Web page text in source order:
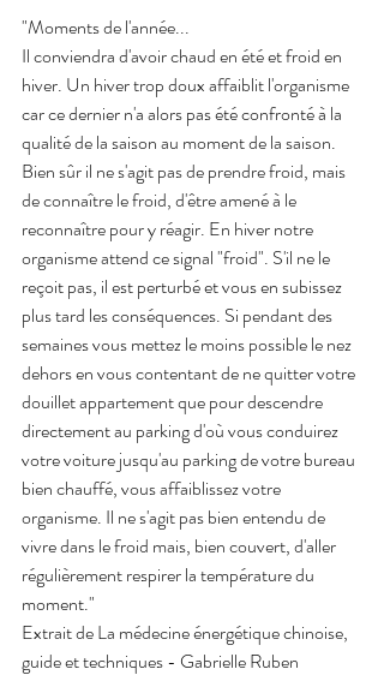
"Moments de l'année...
Il conviendra d'avoir chaud en été et froid en
hiver. Un hiver trop doux affaiblit l'organisme
car ce dernier n'a alors pas été confronté à la
qualité de la saison au moment de la saison.
Bien sûr il ne s'agit pas de prendre froid, mais
de connaître le froid, d'être amené à le
reconnaître pour y réagir. En hiver notre
organisme attend ce signal "froid". S'il ne le
reçoit pas, il est perturbé et vous en subissez
plus tard les conséquences. Si pendant des
semaines vous mettez le moins possible le nez
dehors en vous contentant de ne quitter votre
douillet appartement que pour descendre
directement au parking d'où vous conduirez
votre voiture jusqu'au parking de votre bureau
bien chauffé, vous affaiblissez votre
organisme. Il ne s'agit pas bien entendu de
vivre dans le froid mais, bien couvert, d'aller
régulièrement respirer la température du
moment."
Extrait de La médecine énergétique chinoise,
guide et techniques - Gabrielle Ruben